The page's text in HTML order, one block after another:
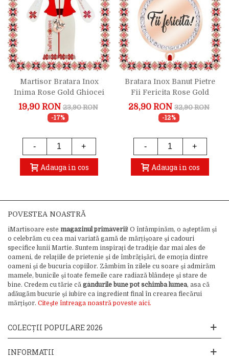
Martisor Bratara Inox
Inima Rose Gold Ghiocei
Pentru Sefa
19,90 RON 23,90 RON
-17%
- +
Adauga in cos
Bratara Inox Banut Pietre
Fii Fericita Rose Gold
28,90 RON 32,90 RON
-12%
- +
Adauga in cos
POVESTEA NOASTRĂ
iMartisoare este magazinul primăverii! O întâmpinăm, o așteptăm și
o celebrăm cu cea mai variată gamă de mărțișoare și cadouri
specifice lunii Martie. Suntem inspirați de tradiție dar mai ales de
oameni, de relațiile de prietenie și de îmbrățișări, de emoția dintre
oameni și de bucuria copiilor. Zâmbim în zilele cu soare și admirăm
mamele, bunicile și toate femeile care radiază blândețe și stare de
bine. Credem cu tărie că gândurile bune pot schimba lumea, asa că
adăugăm bucurie și iubire ca ingredient final în crearea fiecărui
mărțișor. Citește întreaga noastră poveste aici.
COLECȚII POPULARE 2026
INFORMATII